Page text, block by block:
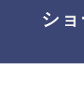
シ